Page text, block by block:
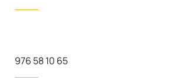
976 58 10 65